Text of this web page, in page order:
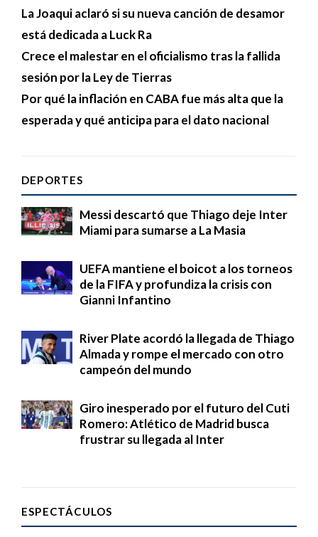
La Joaqui aclaró si su nueva canción de desamor
está dedicada a Luck Ra
Crece el malestar en el oficialismo tras la fallida
sesión por la Ley de Tierras
Por qué la inflación en CABA fue más alta que la
esperada y qué anticipa para el dato nacional
DEPORTES
Messi descartó que Thiago deje Inter
Miami para sumarse a La Masia
UEFA mantiene el boicot a los torneos
de la FIFA y profundiza la crisis con
Gianni Infantino
River Plate acordó la llegada de Thiago
Almada y rompe el mercado con otro
campeón del mundo
Giro inesperado por el futuro del Cuti
Romero: Atlético de Madrid busca
frustrar su llegada al Inter
ESPECTÁCULOS